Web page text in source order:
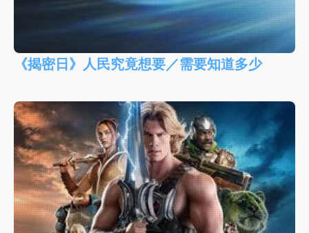
《揭密日》人民究竟想要／需要知道多少